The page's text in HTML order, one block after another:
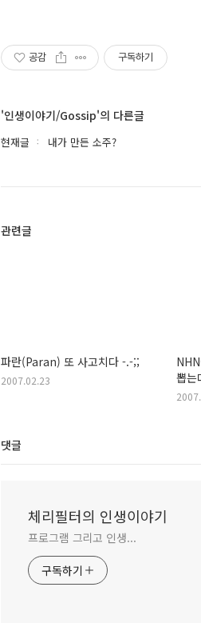
공감 구독하기
'인생이야기/Gossip'의 다른글
현재글 내가 만든 소주?
관련글
파란(Paran) 또 사고치다 -.-;;
2007.02.23
뽑는
댓글
체리필터의 인생이야기
프로그램 그리고 인생...
구독하기